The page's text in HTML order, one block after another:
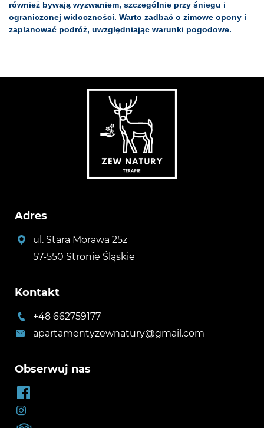
również bywają wyzwaniem, szczególnie przy śniegu i
ograniczonej widoczności. Warto zadbać o zimowe opony i
zaplanować podróż, uwzględniając warunki pogodowe.
Adres
ul. Stara Morawa 25z
57-550 Stronie Śląskie
Kontakt
+48 662759177
apartamentyzewnatury@gmail.com
Obserwuj nas